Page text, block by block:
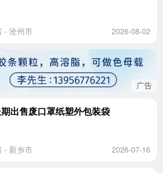
- 沧州市 2026-08-02
广告
出售废口罩纸塑外包装袋
- 新乡市 2026-07-16